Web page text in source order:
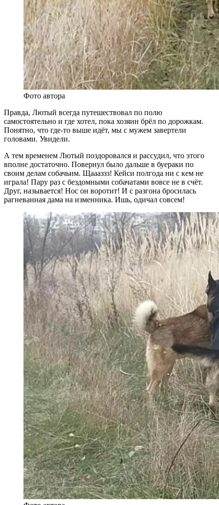
Фото автора
Правда, Лютый всегда путешествовал по полю
самостоятельно и где хотел, пока хозяин брёл по дорожкам.
Понятно, что где-то выше идёт, мы с мужем завертели
головами. Увидели.
А тем временем Лютый поздоровался и рассудил, что этого
вполне достаточно. Повернул было дальше в буераки по
своим делам собачьим. Щаааззз! Кейси полгода ни с кем не
играла! Пару раз с бездомными собачатами вовсе не в счёт.
Друг, называется! Нос он воротит! И с разгона бросилась
рагневанная дама на изменника. Ишь, одичал совсем!